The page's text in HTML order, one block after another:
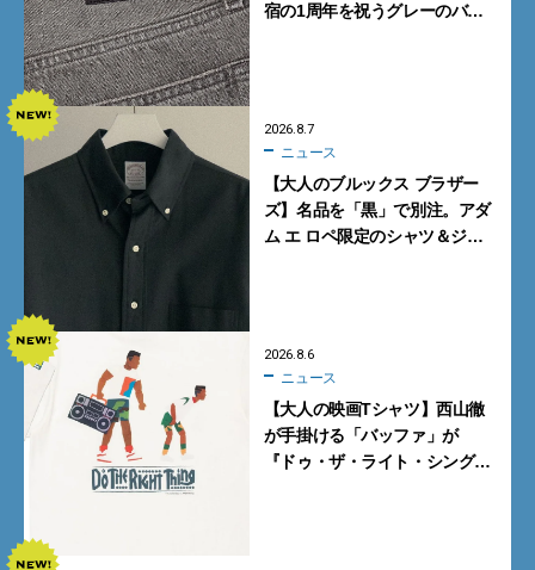
宿の1周年を祝うグレーのバ
2026.8.7
ニュース
【大人のブルックス ブラザー
ズ】名品を「黒」で別注。アダ
ム エ ロペ限定のシャツ＆ジャ
2026.8.6
ニュース
【大人の映画Tシャツ】西山徹
が手掛ける「バッファ」が
『ドゥ・ザ・ライト・シング』